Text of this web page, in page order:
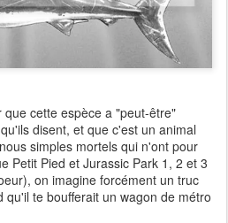
cette espèce a "peut-être"
disent, et que c'est un animal
simples mortels qui n'ont pour
Petit Pied et Jurassic Park 1, 2 et 3
on imagine forcément un truc
te boufferait un wagon de métro